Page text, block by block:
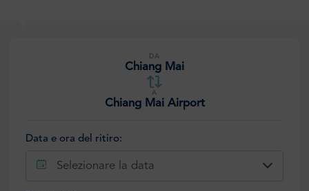
DA
Chiang Mai
A
Chiang Mai Airport
Data e ora del ritiro:
Selezionare la data